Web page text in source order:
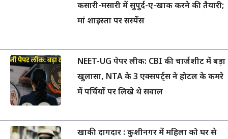
कसारी-मसारी में सुपुर्द-ए-खाक करने की तैयारी;
मां शाइस्ता पर सस्पेंस
NEET-UG पेपर लीक: CBI की चार्जशीट में बड़ा
खुलासा, NTA के 3 एक्सपर्ट्स ने होटल के कमरे
में पर्चियों पर लिखे थे सवाल
खाकी दागदार : कुशीनगर में महिला को घर से